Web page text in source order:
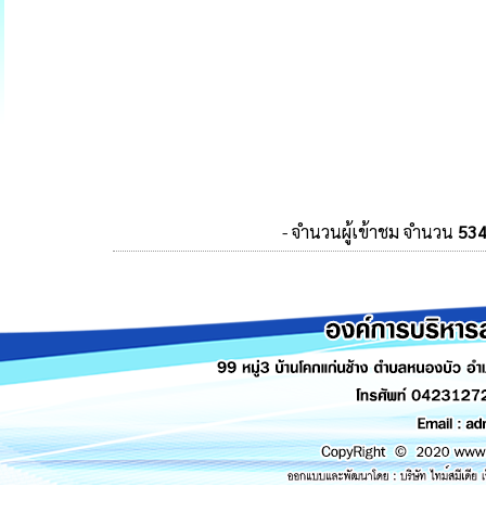
- จำนวนผู้เข้าชม จำนวน